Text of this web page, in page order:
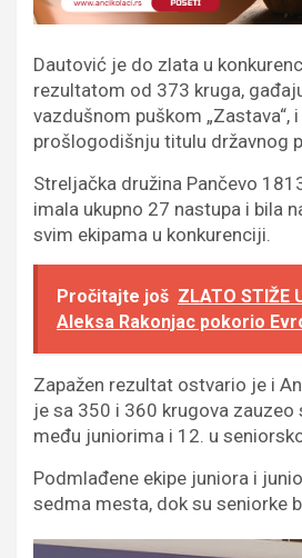
Dautović je do zlata u
rezultatom od 373 kruga,
vazdušnom puškom „Zastava“,
prošlogodišnju titulu državnog
Streljačka družina Pančevo
imala ukupno 27 nastupa i bila
svim ekipama u konkurenciji.
Pročitajte još ZLATO STIŽE
Aleksa Rakonjac pokorio
Zapažen rezultat ostvario je i
je sa 350 i 360 krugova
među juniorima i 12. u
Podmlađene ekipe juniora i
sedma mesta, dok su seniorke